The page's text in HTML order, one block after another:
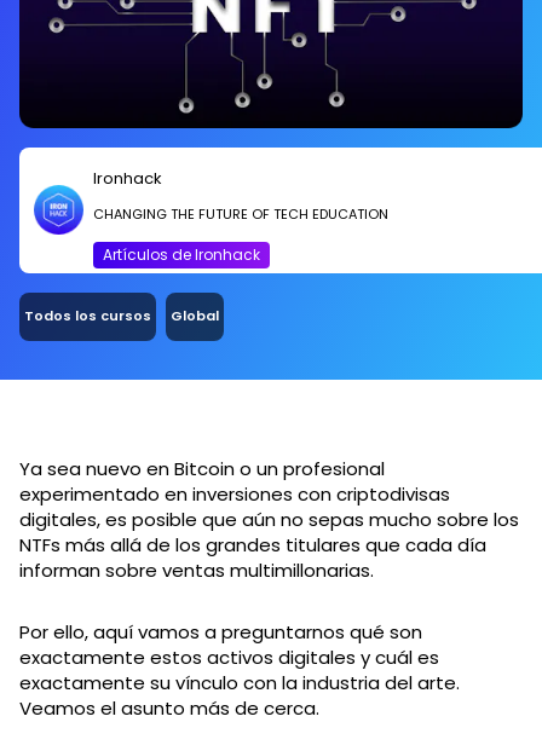
Ironhack
CHANGING THE FUTURE OF TECH EDUCATION
Artículos de Ironhack
Todos los cursos Global
Ya sea nuevo en Bitcoin o un profesional
experimentado en inversiones con criptodivisas
digitales, es posible que aún no sepas mucho sobre los
NTFs más allá de los grandes titulares que cada día
informan sobre ventas multimillonarias.
Por ello, aquí vamos a preguntarnos qué son
exactamente estos activos digitales y cuál es
exactamente su vínculo con la industria del arte.
Veamos el asunto más de cerca.